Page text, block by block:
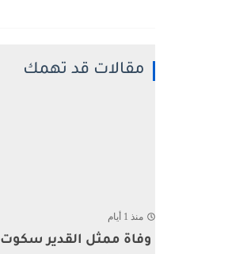
مقالات قد تهمك
منذ 1 أيام
وفاة ممثل القدير سكوت